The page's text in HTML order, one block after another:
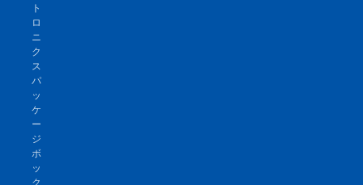
ト
ロ
ニ
ク
ス
パ
ッ
ケ
ー
ジ
ボ
ッ
ク